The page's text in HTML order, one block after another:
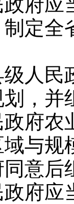
定全
民
，并
农
与
意后
应